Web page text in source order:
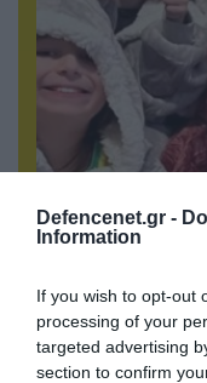
Defencenet.gr -
Information
If you wish to opt-out
processing of your
targeted advertising
section to confirm
ΗΠΑ: Το
πρώην σύζυγό